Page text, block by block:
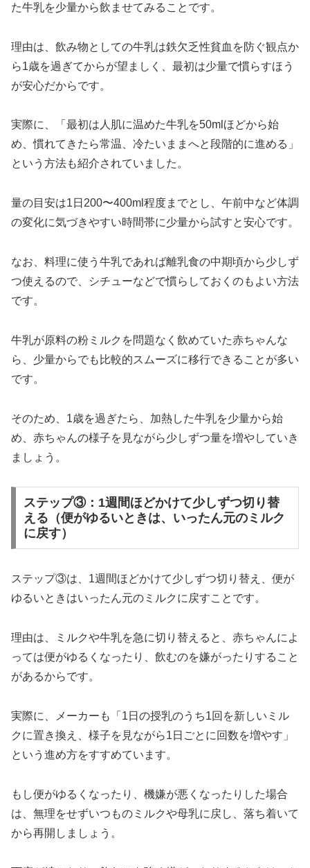
た牛乳を少量から飲ませてみることです。
理由は、飲み物としての牛乳は鉄欠乏性貧血を防ぐ観点か
ら1歳を過ぎてからが望ましく、最初は少量で慣らすほう
が安心だからです。
実際に、「最初は人肌に温めた牛乳を50mlほどから始
め、慣れてきたら常温、冷たいままへと段階的に進める」
という方法も紹介されていました。
量の目安は1日200〜400ml程度までとし、午前中など体調
の変化に気づきやすい時間帯に少量から試すと安心です。
なお、料理に使う牛乳であれば離乳食の中期頃から少しず
つ使えるので、シチューなどで慣らしておくのもよい方法
です。
牛乳が原料の粉ミルクを問題なく飲めていた赤ちゃんな
ら、少量からでも比較的スムーズに移行できることが多い
です。
そのため、1歳を過ぎたら、加熱した牛乳を少量から始
め、赤ちゃんの様子を見ながら少しずつ量を増やしていき
ましょう。
ステップ③：1週間ほどかけて少しずつ切り替
える（便がゆるいときは、いったん元のミルク
に戻す）
ステップ③は、1週間ほどかけて少しずつ切り替え、便が
ゆるいときはいったん元のミルクに戻すことです。
理由は、ミルクや牛乳を急に切り替えると、赤ちゃんによ
っては便がゆるくなったり、飲むのを嫌がったりすること
があるからです。
実際に、メーカーも「1日の授乳のうち1回を新しいミル
クに置き換え、様子を見ながら1日ごとに回数を増やす」
という進め方をすすめています。
もし便がゆるくなったり、機嫌が悪くなったりした場合
は、無理をせずいつものミルクや母乳に戻し、落ち着いて
から再開しましょう。